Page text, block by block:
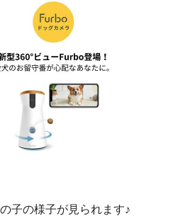
子の様子が見られます♪